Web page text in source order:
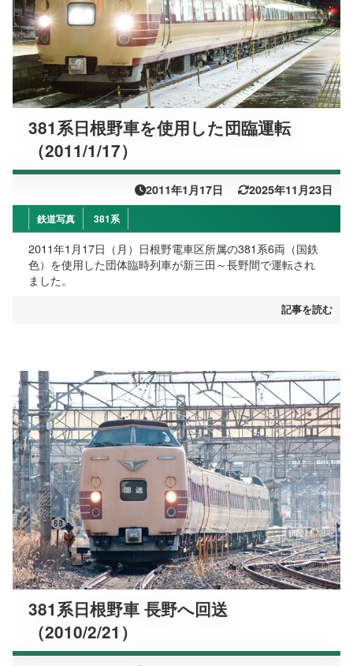
381系日根野車を使用した団臨運転
（2011/1/17）
2011年1月17日 2025年11月23日
鉄道写真 381系
2011年1月17日（月）日根野電車区所属の381系6両（国鉄
色）を使用した団体臨時列車が新三田～長野間で運転され
ました。
記事を読む
381系日根野車 長野へ回送
（2010/2/21）